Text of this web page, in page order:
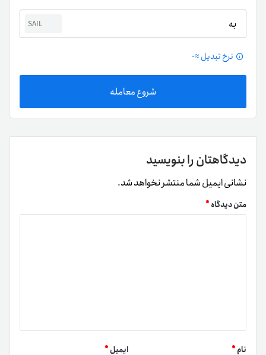
به SAIL
نرخ تبدیل ≈-
شروع معامله
دیدگاهتان را بنویسید
نشانی ایمیل شما منتشر نخواهد شد.
متن دیدگاه*
نام* ایمیل*